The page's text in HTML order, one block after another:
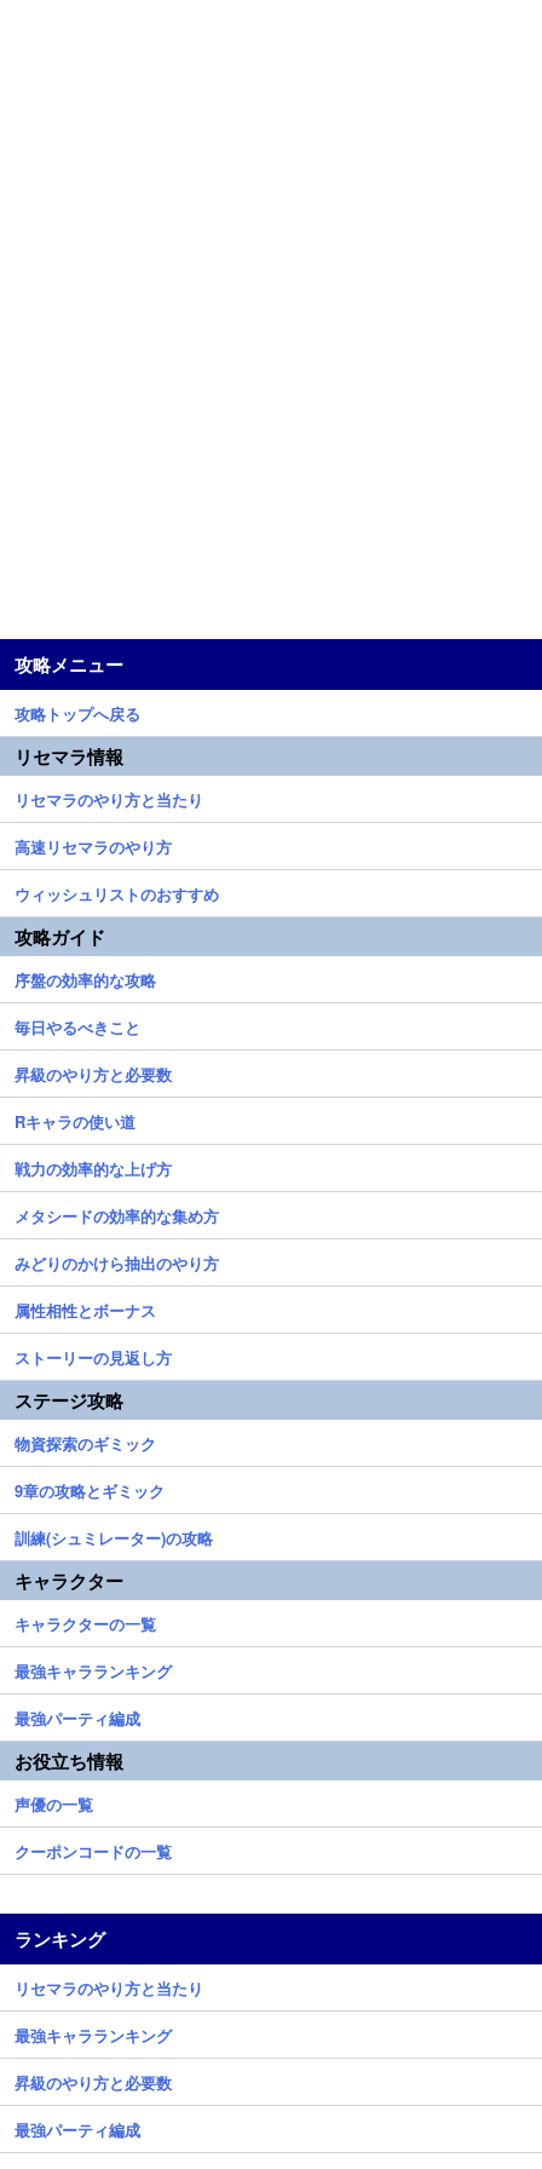
攻略メニュー
攻略トップへ戻る
リセマラ情報
リセマラのやり方と当たり
高速リセマラのやり方
ウィッシュリストのおすすめ
攻略ガイド
序盤の効率的な攻略
毎日やるべきこと
昇級のやり方と必要数
Rキャラの使い道
戦力の効率的な上げ方
メタシードの効率的な集め方
みどりのかけら抽出のやり方
属性相性とボーナス
ストーリーの見返し方
ステージ攻略
物資探索のギミック
9章の攻略とギミック
訓練(シュミレーター)の攻略
キャラクター
キャラクターの一覧
最強キャラランキング
最強パーティ編成
お役立ち情報
声優の一覧
クーポンコードの一覧
ランキング
リセマラのやり方と当たり
最強キャラランキング
昇級のやり方と必要数
最強パーティ編成